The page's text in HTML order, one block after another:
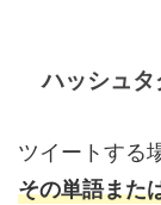
ハッシュタ
ツイートする
その単語また